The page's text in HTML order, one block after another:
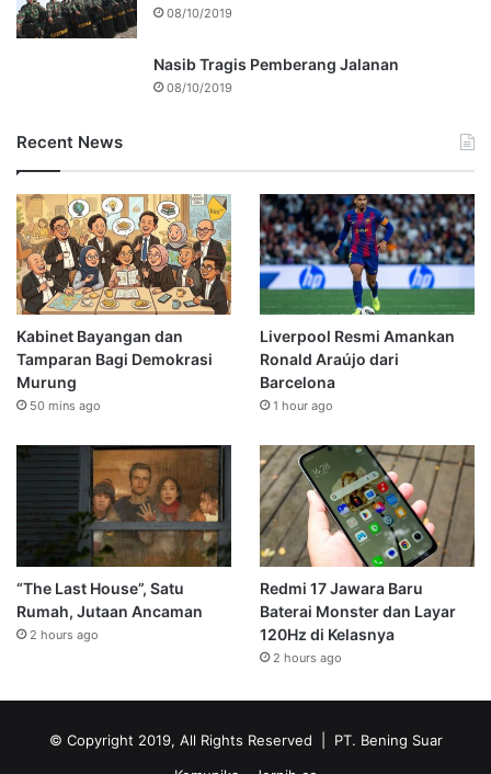
08/10/2019
Nasib Tragis Pemberang Jalanan
08/10/2019
Recent News
Kabinet Bayangan dan
Tamparan Bagi Demokrasi
Murung
50 mins ago
Liverpool Resmi Amankan
Ronald Araújo dari
Barcelona
1 hour ago
“The Last House”, Satu
Rumah, Jutaan Ancaman
2 hours ago
Redmi 17 Jawara Baru
Baterai Monster dan Layar
120Hz di Kelasnya
2 hours ago
© Copyright 2019, All Rights Reserved | PT. Bening Suar